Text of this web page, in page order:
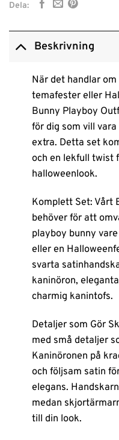
Dela:
Beskrivning
När det handlar
temafester eller
Bunny Playboy
för dig som vill
extra. Detta set
och en lekfull twist
halloweenlook.
Komplett Set: Vårt
behöver för att
playboy bunny
eller en
svarta
kaninöron,
charmig kanintofs.
Detaljer som Gör
med små detaljer
Kaninöronen på
och följsam satin
elegans.
medan
till din look.